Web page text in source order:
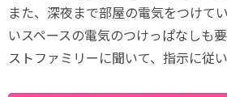
また、深夜まで部屋の電気をつけて
いスペースの電気のつけっぱなしも
ストファミリーに聞いて、指示に従い